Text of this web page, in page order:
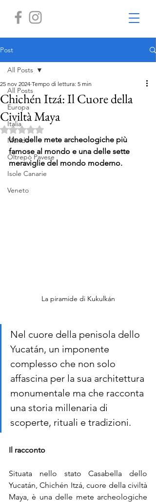
Post
All Posts
Europa
Italia
Mondo
Oltrepò Pavese
Isole Canarie
Veneto
All Posts
Chichén Itzá: Il Cuore della
Civiltà Maya
25 nov 2024 Tempo di lettura: 5 min
Valutazione NaN stelle su 5.
Una delle mete archeologiche più
famose al mondo e una delle sette
meraviglie del mondo moderno.
La piramide di Kukulkán
Nel cuore della penisola dello
Yucatán, un imponente
complesso che non solo
affascina per la sua architettura
monumentale ma che racconta
una storia millenaria di
scoperte, rituali e tradizioni.
Il racconto
Situata nello stato Casabella dello
Yucatán, Chichén Itzá, cuore della civiltà
Maya, è una delle mete archeologiche